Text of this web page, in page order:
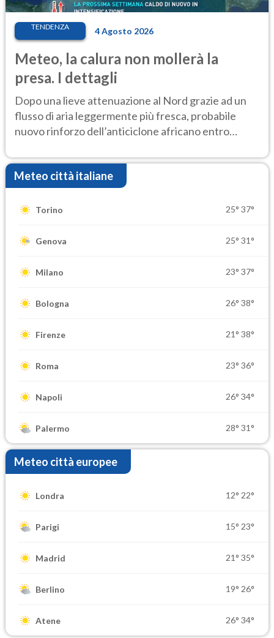
TENDENZA 4 Agosto 2026
Meteo, la calura non mollerà la
presa. I dettagli
Dopo una lieve attenuazione al Nord grazie ad un
flusso di aria leggermente più fresca, probabile
nuovo rinforzo dell’anticiclone africano entro
Meteo città italiane
Torino 25° 37°
Genova 25° 31°
Milano 23° 37°
Bologna 26° 38°
Firenze 21° 38°
Roma 23° 36°
Napoli 26° 34°
Palermo 28° 31°
Meteo città europee
Londra 12° 22°
Parigi 15° 23°
Madrid 21° 35°
Berlino 19° 26°
Atene 26° 34°